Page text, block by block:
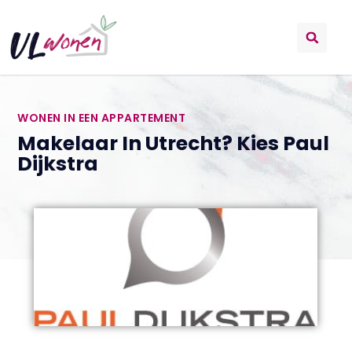
WONEN IN EEN APPARTEMENT
Makelaar In Utrecht? Kies Paul
Dijkstra